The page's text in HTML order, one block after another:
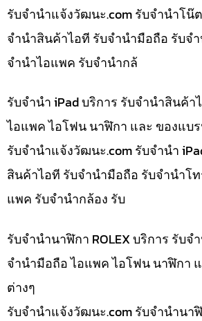
รับจํานําแจ้งวัฒนะ.com รับจำนำโน๊
จำนำสินค้าไอที รับจำนำมือถือ รับจ
จำนำไอแพค รับจำนำกล้
รับจำนำ iPad บริการ รับจำนำสินค้
ไอแพค ไอโฟน นาฬิกา และ ของแบ
รับจํานําแจ้งวัฒนะ.com รับจำนำ
สินค้าไอที รับจำนำมือถือ รับจำนำโ
แพค รับจำนำกล้อง รับ
รับจำนำนาฬิกา ROLEX บริการ รับ
จำนำมือถือ ไอแพค ไอโฟน นาฬิกา
ต่างๆ
รับจํานําแจ้งวัฒนะ.com รับจำนำนาฬิ